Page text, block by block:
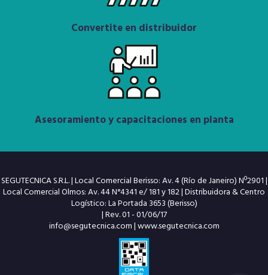
Convertite en distribuidor
Asesoramiento y capacitaciones en planta
SEGUTECNICA S.R.L. | Local Comercial Berisso: Av. 4 (Río de Janeiro) Nº2901 |
Local Comercial Olmos: Av. 44 N°4341 e/ 181 y 182 | Distribuidora & Centro
Logístico: La Portada 3653 (Berisso)
| Rev. 01 - 01/06/17
info@segutecnica.com|www.segutecnica.com